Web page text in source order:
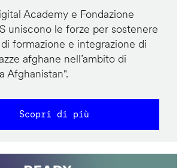
Academy e Fondazione
uniscono le forze per sostenere
formazione e integrazione di
afghane nell’ambito di
Afghanistan".
Scopri di più